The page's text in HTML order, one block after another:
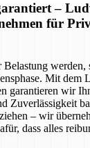
–
für
werden,
Mit dem
garantieren wir
Zuverlässigkeit
– wir
dass alles